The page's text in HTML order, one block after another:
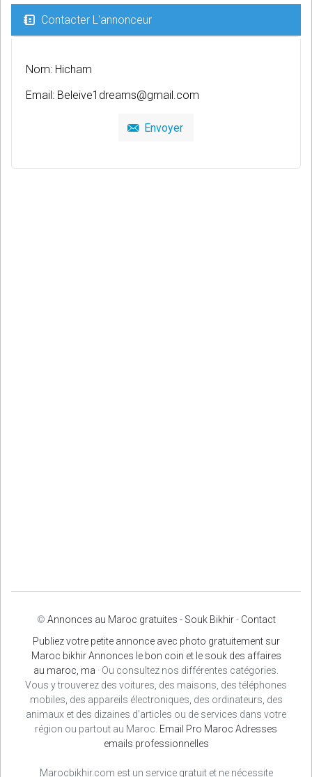
Contacter L'annonceur
Nom: Hicham
Email: Beleive1dreams@gmail.com
Envoyer
© Annonces au Maroc gratuites - Souk Bikhir- Contact
Publiez votre petite annonce avec photo gratuitement sur
Maroc bikhir Annonces le bon coin et le souk des affaires
au maroc, ma · Ou consultez nos différentes catégories.
Vous y trouverez des voitures, des maisons, des téléphones
mobiles, des appareils électroniques, des ordinateurs, des
animaux et des dizaines d'articles ou de services dans votre
région ou partout au Maroc. Email Pro Maroc Adresses
emails professionnelles
Marocbikhir.com est un service gratuit et ne nécessite